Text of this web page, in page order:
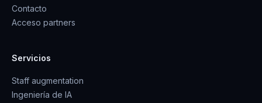
Contacto
Acceso partners
Servicios
Staff augmentation
Ingeniería de IA